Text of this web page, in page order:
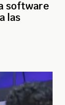
software
las